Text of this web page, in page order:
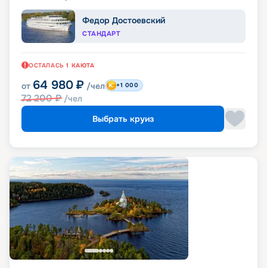
Федор Достоевский
СТАНДАРТ
ОСТАЛАСЬ 1 КАЮТА
от 64 980 ₽ /чел
72 200₽ /чел
+1 000
Выбрать круиз